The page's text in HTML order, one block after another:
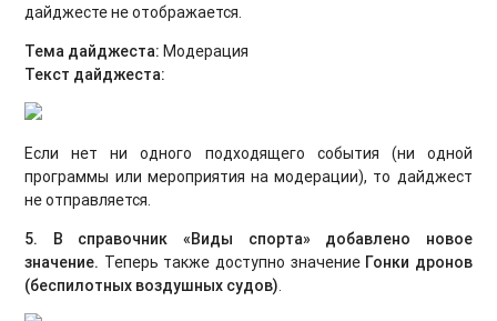
дайджесте не отображается.
Тема дайджеста: Модерация
Текст дайджеста:
Если нет ни одного подходящего события (ни одной
программы или мероприятия на модерации), то дайджест
не отправляется.
5. В справочник «Виды спорта» добавлено новое
значение. Теперь также доступно значение Гонки дронов
(беспилотных воздушных судов).